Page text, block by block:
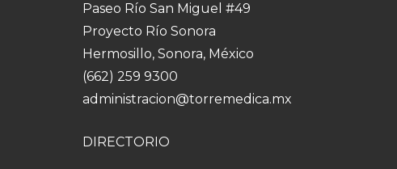
Paseo Río San Miguel #49
Proyecto Río Sonora
Hermosillo, Sonora, México
(662) 259 9300
administracion@torremedica.mx
DIRECTORIO